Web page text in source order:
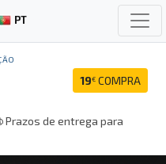
PT
19€ COMPRA
Prazos de entrega para